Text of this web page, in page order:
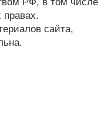
сайта,